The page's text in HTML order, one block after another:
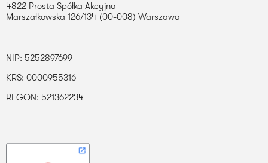
4822 Prosta Spółka Akcyjna
Marszałkowska 126/134 (00-008) Warszawa
NIP: 5252897699
KRS: 0000955316
REGON: 521362234